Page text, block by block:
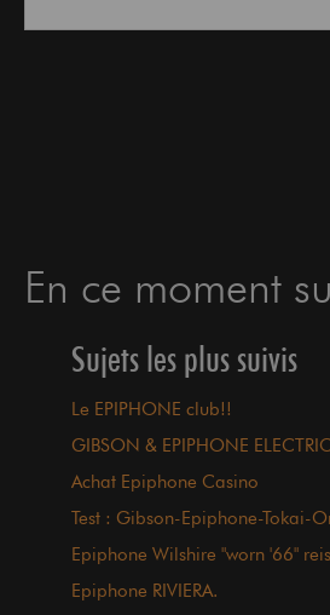
En ce moment
Sujets les plus suivis
Le EPIPHONE club!!
GIBSON & EPIPHONE
Achat Epiphone Casino
Test : Gibson-Epiphone-Tokai-
Epiphone Wilshire "worn '66"
Epiphone RIVIERA.